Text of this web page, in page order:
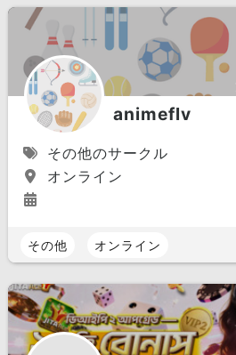
animeflv
その他のサークル
オンライン
その他 オンライン